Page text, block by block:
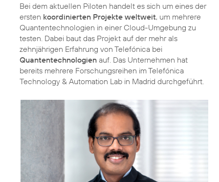
Bei dem aktuellen Piloten handelt es sich um eines der
ersten koordinierten Projekte weltweit, um mehrere
Quantentechnologien in einer Cloud-Umgebung zu
testen. Dabei baut das Projekt auf der mehr als
zehnjährigen Erfahrung von Telefónica bei
Quantentechnologien auf. Das Unternehmen hat
bereits mehrere Forschungsreihen im Telefónica
Technology & Automation Lab in Madrid durchgeführt.